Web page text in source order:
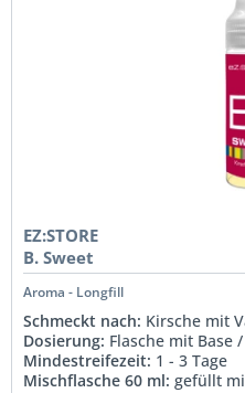
EZ:STORE
B. Sweet
Aroma - Longfill
Schmeckt nach: Kirsche mit
Dosierung: Flasche mit Base
Mindestreifezeit: 1 - 3 Tage
Mischflasche 60 ml: gefüllt